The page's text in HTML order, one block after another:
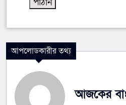
আপলোডকারীর তথ্য
আজকের